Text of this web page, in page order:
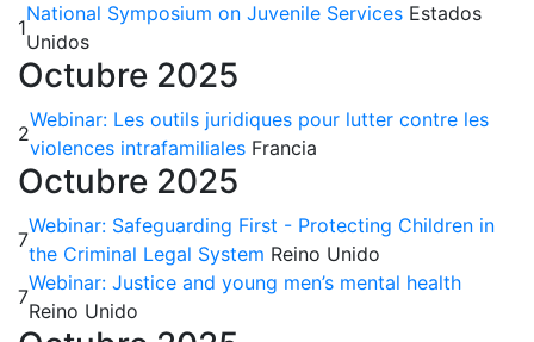
1
National Symposium on Juvenile Services Estados
Unidos
Octubre 2025
2
Webinar: Les outils juridiques pour lutter contre les
violences intrafamiliales Francia
Octubre 2025
7
Webinar: Safeguarding First - Protecting Children in
the Criminal Legal System Reino Unido
7
Webinar: Justice and young men’s mental health
Reino Unido